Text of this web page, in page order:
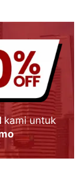
kami untuk